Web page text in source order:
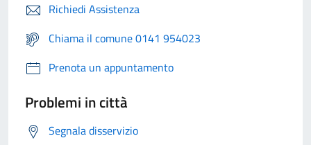
Richiedi Assistenza
Chiama il comune 0141 954023
Prenota un appuntamento
Problemi in città
Segnala disservizio